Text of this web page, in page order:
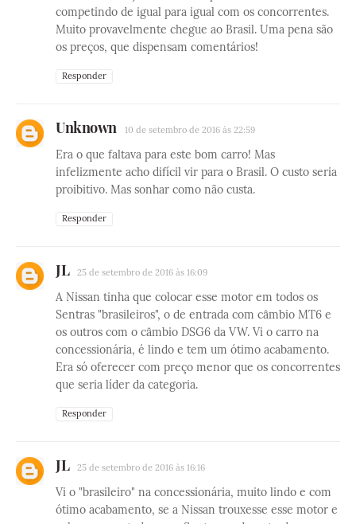
competindo de igual para igual com os concorrentes.
Muito provavelmente chegue ao Brasil. Uma pena são
os preços, que dispensam comentários!
Responder
Unknown 10 de setembro de 2016 às 22:59
Era o que faltava para este bom carro! Mas
infelizmente acho difícil vir para o Brasil. O custo seria
proibitivo. Mas sonhar como não custa.
Responder
JL 25 de setembro de 2016 às 16:09
A Nissan tinha que colocar esse motor em todos os
Sentras "brasileiros", o de entrada com câmbio MT6 e
os outros com o câmbio DSG6 da VW. Vi o carro na
concessionária, é lindo e tem um ótimo acabamento.
Era só oferecer com preço menor que os concorrentes
que seria líder da categoria.
Responder
JL 25 de setembro de 2016 às 16:16
Vi o "brasileiro" na concessionária, muito lindo e com
ótimo acabamento, se a Nissan trouxesse esse motor e